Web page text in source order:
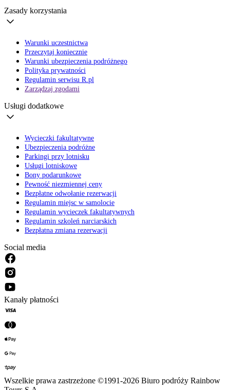
Zasady korzystania
Warunki uczestnictwa
Przeczytaj koniecznie
Warunki ubezpieczenia podróżnego
Polityka prywatności
Regulamin serwisu R.pl
Zarządzaj zgodami
Usługi dodatkowe
Wycieczki fakultatywne
Ubezpieczenia podróżne
Parkingi przy lotnisku
Usługi lotniskowe
Bony podarunkowe
Pewność niezmiennej ceny
Bezpłatne odwołanie rezerwacji
Regulamin miejsc w samolocie
Regulamin wycieczek fakultatywnych
Regulamin szkoleń narciarskich
Bezpłatna zmiana rezerwacji
Social media
Kanały płatności
Wszelkie prawa zastrzeżone ©1991-2026 Biuro podróży Rainbow